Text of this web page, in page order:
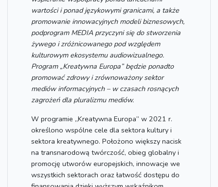
wartości i ponad językowymi granicami, a także
promowanie innowacyjnych modeli biznesowych,
podprogram MEDIA przyczyni się do stworzenia
żywego i zróżnicowanego pod względem
kulturowym ekosystemu audiowizualnego.
Program „Kreatywna Europa” będzie ponadto
promować zdrowy i zrównoważony sektor
mediów informacyjnych – w czasach rosnących
zagrożeń dla pluralizmu mediów.
W programie „Kreatywna Europa” w 2021 r.
określono wspólne cele dla sektora kultury i
sektora kreatywnego. Położono większy nacisk
na transnarodową twórczość, obieg globalny i
promocję utworów europejskich, innowacje we
wszystkich sektorach oraz łatwość dostępu do